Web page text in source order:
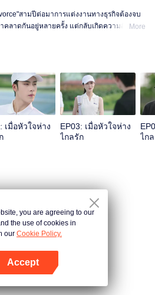
สามปีต่อมาการแต่งงานทางธุรกิจต้องจบ
คลาดกันอยู่หลายครั้ง แต่กลับเกิดความสัมพันธ์
More
เมื่อหัวใจห่าง
EP03: เมื่อหัวใจห่าง
ไกลรัก
ไก
รักลวงใจ
กฝ่าบาท
you are agreeing to our
the use of cookies in
our Cookie Policy.
Accept